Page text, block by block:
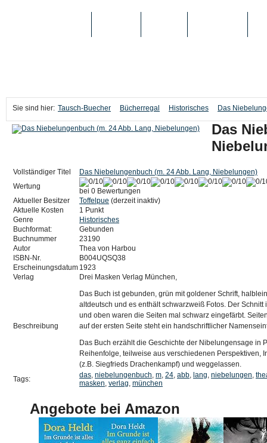
Sie sind hier: Tausch-Buecher Bücherregal Historisches Das
Das
Vollständiger Titel
Das Niebelungenbuch (m. 24 Abb. Lang, Niebelungen)
Wertung
bei 0 Bewertungen
Aktueller Besitzer
Toffelpue (derzeit inaktiv)
Aktuelle Kosten
1 Punkt
Genre
Historisches
Buchformat:
Gebunden
Buchnummer
23190
Autor
Thea von Harbou
ISBN-Nr.
B004UQSQ38
Erscheinungsdatum 1923
Verlag
Drei Masken Verlag München,
Beschreibung
Das Buch ist gebunden, grün mit goldener Schrift,
altdeutsch und es enthält schwarzweiß Fotos. Der Schnitt
und oben waren die Seiten mal schwarz eingefärbt.
auf der ersten Seite steht ein handschriftlicher
Das Buch erzählt die Geschichte der Nibelungensage in
Reihenfolge, teilweise aus verschiedenen Perspektiven,
(z.B. Siegfrieds Drachenkampf) und weggelassen.
Tags:
das, niebelungenbuch, m, 24, abb, lang, niebelungen,
masken, verlag, münchen
Angebote bei Amazon